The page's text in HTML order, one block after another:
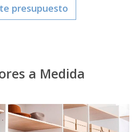
presupuesto
a Medida